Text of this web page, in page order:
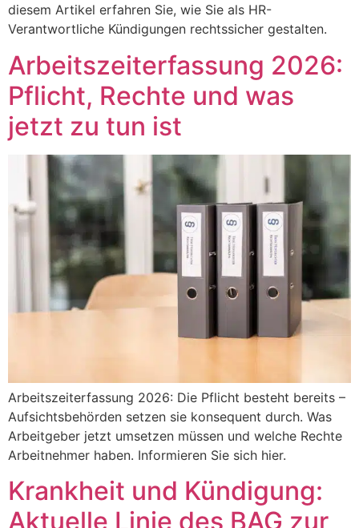
diesem Artikel erfahren Sie, wie Sie als HR-
Verantwortliche Kündigungen rechtssicher gestalten.
Arbeitszeiterfassung 2026:
Pflicht, Rechte und was
jetzt zu tun ist
Arbeitszeiterfassung 2026: Die Pflicht besteht bereits –
Aufsichtsbehörden setzen sie konsequent durch. Was
Arbeitgeber jetzt umsetzen müssen und welche Rechte
Arbeitnehmer haben. Informieren Sie sich hier.
Krankheit und Kündigung:
Aktuelle Linie des BAG zur